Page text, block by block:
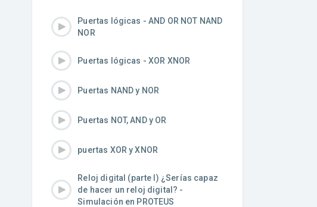
Puertas lógicas - AND OR NOT NAND
NOR
Puertas lógicas - XOR XNOR
Puertas NAND y NOR
Puertas NOT, AND y OR
puertas XOR y XNOR
Reloj digital (parte I) ¿Serías capaz
de hacer un reloj digital? -
Simulación en PROTEUS